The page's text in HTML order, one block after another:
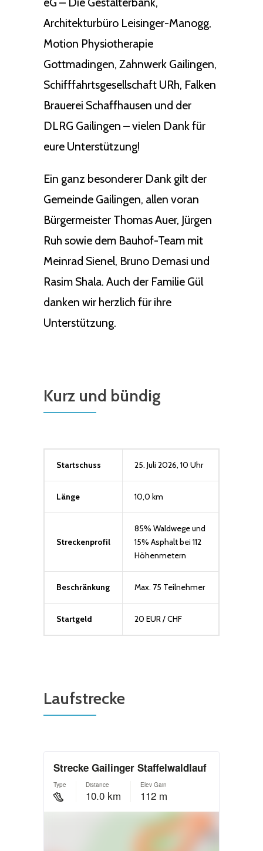
Architekturbüro Leisinger-Manogg,
Motion Physiotherapie
Gottmadingen, Zahnwerk Gailingen,
Schifffahrtsgesellschaft URh, Falken
Brauerei Schaffhausen und der
DLRG Gailingen – vielen Dank für
eure Unterstützung!
Ein ganz besonderer Dank gilt der
Gemeinde Gailingen, allen voran
Bürgermeister Thomas Auer, Jürgen
Ruh sowie dem Bauhof-Team mit
Meinrad Sienel, Bruno Demasi und
Rasim Shala. Auch der Familie Gül
danken wir herzlich für ihre
Unterstützung.
Kurz und bündig
Startschuss 25. Juli 2026, 10 Uhr
Länge 10,0 km
Streckenprofil
85% Waldwege und
15% Asphalt bei 112
Höhenmetern
Beschränkung Max. 75 Teilnehmer
Startgeld 20 EUR / CHF
Laufstrecke